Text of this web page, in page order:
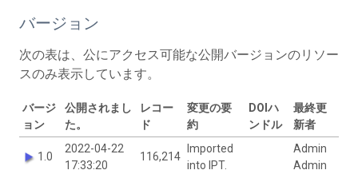
バージョン
次の表は、公にアクセス可能な公開バージョンのリソー
スのみ表示しています。
バージ
ョン
公開されまし
た。
レコー
ド
変更の要
約
DOIハ
ンドル
最終更
新者
1.0
2022-04-22
17:33:20
116,214
Imported
into IPT.
Admin
Admin